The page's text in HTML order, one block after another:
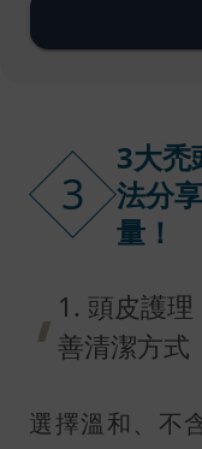
3
3大禿
法分
量！
1. 頭皮護
善清潔方式
選擇溫和、不